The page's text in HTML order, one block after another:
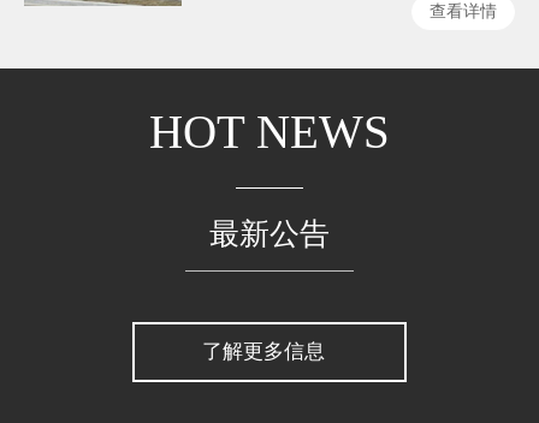
查看详情
HOT NEWS
最新公告
了解更多信息